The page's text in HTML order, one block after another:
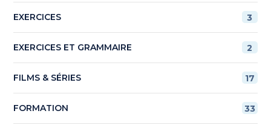
EXERCICES 3
EXERCICES ET GRAMMAIRE 2
FILMS & SÉRIES 17
FORMATION 33